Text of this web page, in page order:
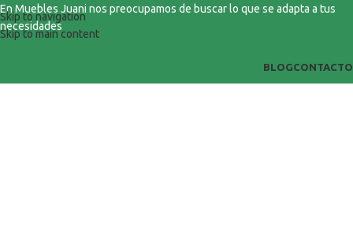
Skip to navigation
Skip to main content
En Muebles Juani nos preocupamos de buscar lo que se adapta a tus
necesidades
BLOGCONTACTO